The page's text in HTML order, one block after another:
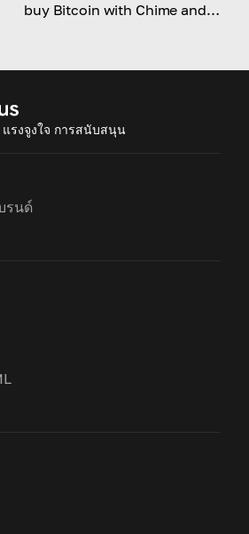
buy Bitcoin with Chime and
รงจูงใจ การสนับสนุน
รนด์